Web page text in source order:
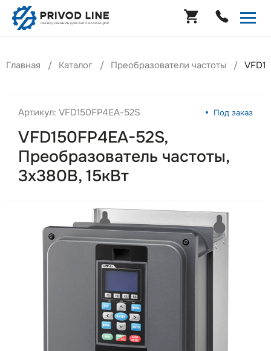
Главная Каталог Преобразователи частоты
Артикул: VFD150FP4EA-52S Под заказ
VFD150FP4EA-52S,
Преобразователь частоты,
3х380В, 15кВт